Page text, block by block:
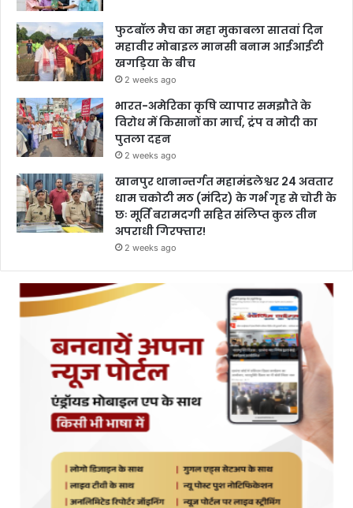
फुटबॉल मैच का महा मुकाबला सातवां दिन
महावीर मोबाइल मानसी बनाम आईआईटी
खगड़िया के बीच
2 weeks ago
भारत-अमेरिका कृषि व्यापार समझौते के
विरोध में किसानों का मार्च, ट्रंप व मोदी का
पुतला दहन
2 weeks ago
खानपुर थानान्तर्गत महामंडलेश्वर 24 अवतार
धाम चकोटी मठ (मंदिर) के गर्भ गृह से चोरी के
छः मूर्ति बरामदगी सहित संलिप्त कुल तीन
अपराधी गिरफ्तार!
2 weeks ago